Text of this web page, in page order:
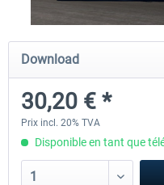
X-Plane.org - King Air 350
54,41 € *
Download
30,20 € *
Prix incl. 20% TVA
Disponible en tant que